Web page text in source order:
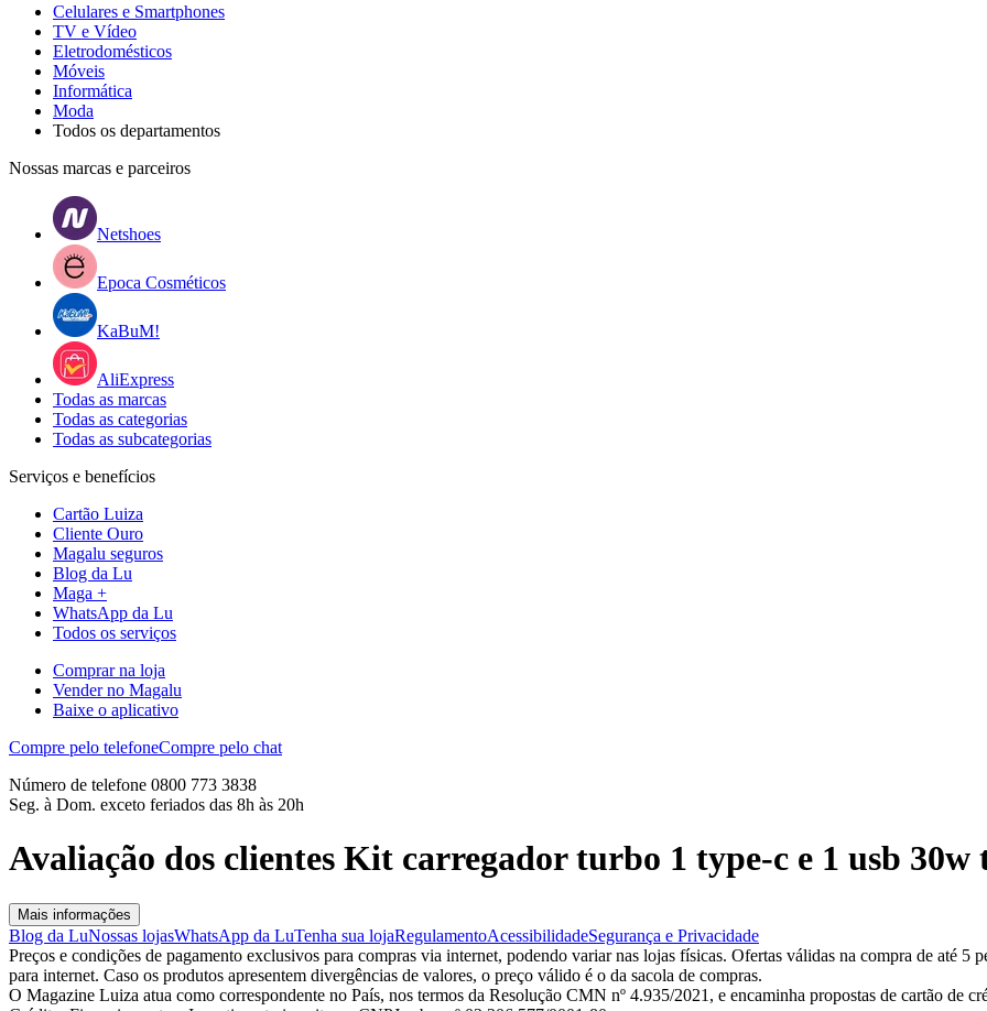
Celulares e Smartphones
TV e Vídeo
Eletrodomésticos
Móveis
Informática
Moda
Todos os departamentos
Nossas marcas e parceiros
Netshoes
Epoca Cosméticos
KaBuM!
AliExpress
Todas as marcas
Todas as categorias
Todas as subcategorias
Serviços e benefícios
Cartão Luiza
Cliente Ouro
Magalu seguros
Blog da Lu
Maga +
WhatsApp da Lu
Todos os serviços
Comprar na loja
Vender no Magalu
Baixe o aplicativo
Compre pelo telefoneCompre pelo chat
Número de telefone 0800 773 3838
Seg. à Dom. exceto feriados das 8h às 20h
Avaliação dos clientes Kit carregador turbo 1 type-c e 1 usb 30w
Mais informações
Blog da LuNossas lojasWhatsApp da LuTenha sua lojaRegulamentoAcessibilidadeSegurança e Privacidade
Preços e condições de pagamento exclusivos para compras via internet, podendo variar nas lojas físicas. Ofertas válidas na compra de até 5
para internet. Caso os produtos apresentem divergências de valores, o preço válido é o da sacola de compras.
O Magazine Luiza atua como correspondente no País, nos termos da Resolução CMN nº 4.935/2021, e encaminha propostas de cartão de